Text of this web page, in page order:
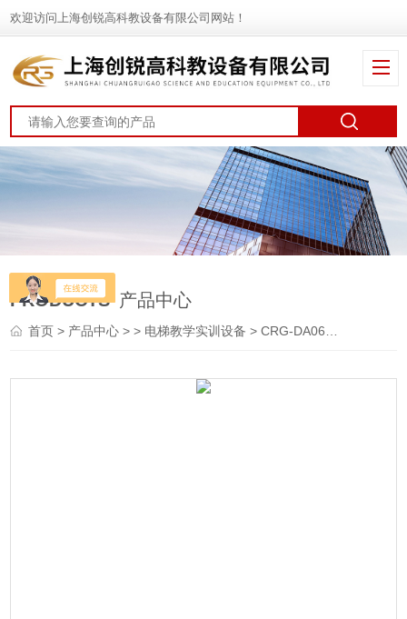
欢迎访问上海创锐高科教设备有限公司网站！
PRODUCTS 产品中心
首页> 产品中心 > > 电梯教学实训设备 > CRG-DA06电梯曳引系统安装实训考核装置